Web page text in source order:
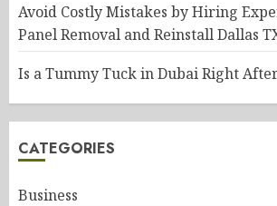
Avoid Costly Mistakes by Hiring
Panel Removal and Reinstall Dallas
Is a Tummy Tuck in Dubai Right
CATEGORIES
Business